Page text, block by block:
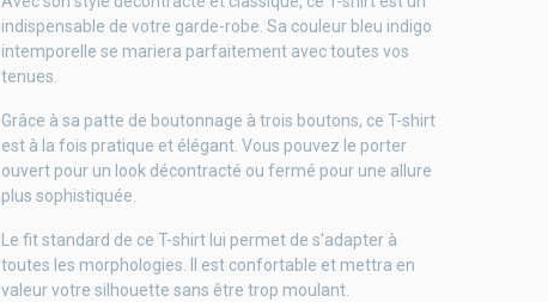
indispensable de votre garde-robe. Sa couleur bleu indigo
intemporelle se mariera parfaitement avec toutes vos
tenues.
Grâce à sa patte de boutonnage à trois boutons, ce T-shirt
est à la fois pratique et élégant. Vous pouvez le porter
ouvert pour un look décontracté ou fermé pour une allure
plus sophistiquée.
Le fit standard de ce T-shirt lui permet de s'adapter à
toutes les morphologies. Il est confortable et mettra en
valeur votre silhouette sans être trop moulant.